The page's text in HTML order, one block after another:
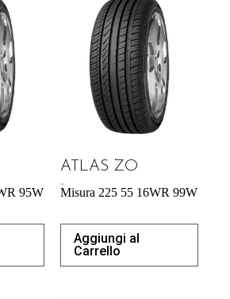
95W
ATLAS ZO
Misura 225 55 16WR 99W
Aggiungi al
Carrello